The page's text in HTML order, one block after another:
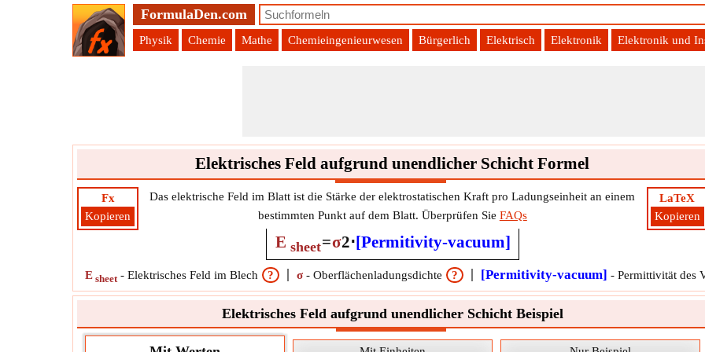
FormulaDen.com
Physik Chemie Mathe Chemieingenieurwesen Bürgerlich Elektrisch Elektronik Elektronik und
Elektrisches Feld aufgrund unendlicher Schicht Formel
Fx
Kopieren
LaTeX
Kopieren
Das elektrische Feld im Blatt ist die Stärke der elektrostatischen Kraft pro Ladungseinheit an einem
bestimmten Punkt auf dem Blatt. Überprüfen Sie FAQs
E sheet=σ2⋅[Permitivity-vacuum]
E sheet - Elektrisches Feld im Blech ? σ - Oberflächenladungsdichte ? [Permitivity-vacuum] - Permittivität des
Elektrisches Feld aufgrund unendlicher Schicht Beispiel